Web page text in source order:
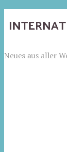
Neues aus aller